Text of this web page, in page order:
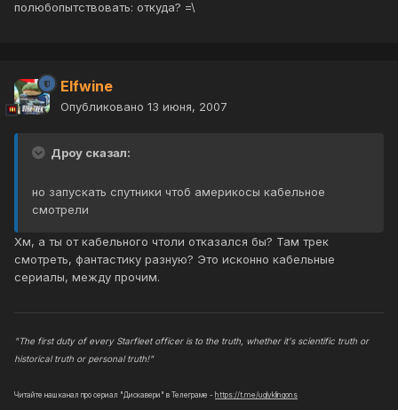
полюбопытствовать: откуда? =\
Elfwine
Опубликовано 13 июня, 2007
Дроу сказал:
но запускать спутники чтоб америкосы кабельное
смотрели
Хм, а ты от кабельного чтоли отказался бы? Там трек
смотреть, фантастику разную? Это исконно кабельные
сериалы, между прочим.
"The first duty of every Starfleet officer is to the truth, whether it's scientific truth or
historical truth or personal truth!"
Читайте наш канал про сериал "Дискавери" в Телеграме - https://t.me/uglyklingons